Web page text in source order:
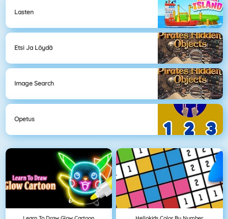
Lasten
Etsi Ja Löydä
Image Search
Opetus